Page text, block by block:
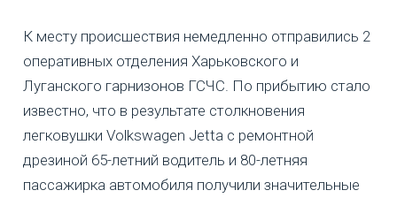
К месту происшествия немедленно отправились 2
оперативных отделения Харьковского и
Луганского гарнизонов ГСЧС. По прибытию стало
известно, что в результате столкновения
легковушки Volkswagen Jetta с ремонтной
дрезиной 65-летний водитель и 80-летняя
пассажирка автомобиля получили значительные